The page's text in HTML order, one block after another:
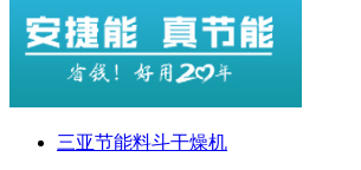
三亚节能料斗干燥机